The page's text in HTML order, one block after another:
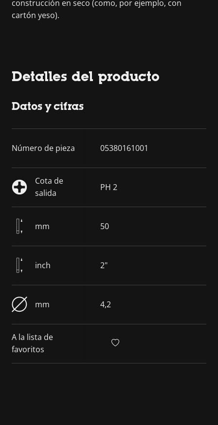
construcción en seco (como, por ejemplo, con
cartón yeso).
Detalles del producto
Datos y cifras
Número de pieza 05380161001
Cota de
salida
PH 2
mm 50
inch 2"
mm 4,2
A la lista de
favoritos